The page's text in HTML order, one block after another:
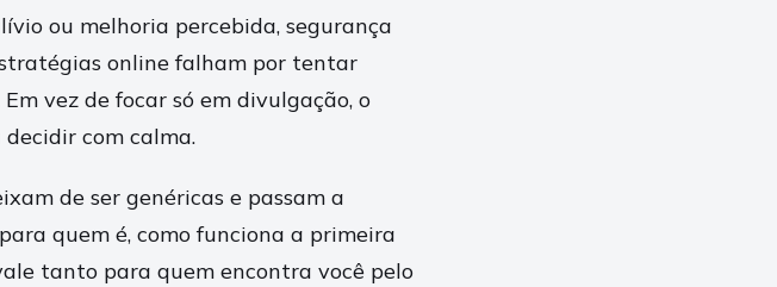
ou melhoria percebida, segurança
online falham por tentar
vez de focar só em divulgação, o
com calma.
de ser genéricas e passam a
quem é, como funciona a primeira
tanto para quem encontra você pelo